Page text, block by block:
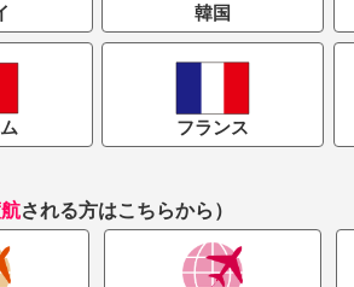
韓国
フランス
される方はこちらから）